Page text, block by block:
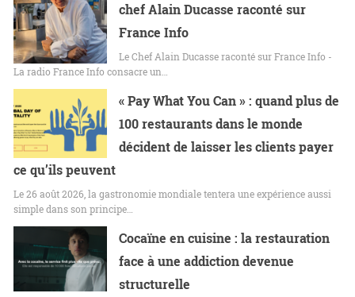
chef Alain Ducasse raconté sur
France Info
Le Chef Alain Ducasse raconté sur France Info -
La radio France Info consacre un…
« Pay What You Can » : quand plus de
100 restaurants dans le monde
décident de laisser les clients payer
ce qu’ils peuvent
Le 26 août 2026, la gastronomie mondiale tentera une expérience aussi
simple dans son principe…
Cocaïne en cuisine : la restauration
face à une addiction devenue
structurelle